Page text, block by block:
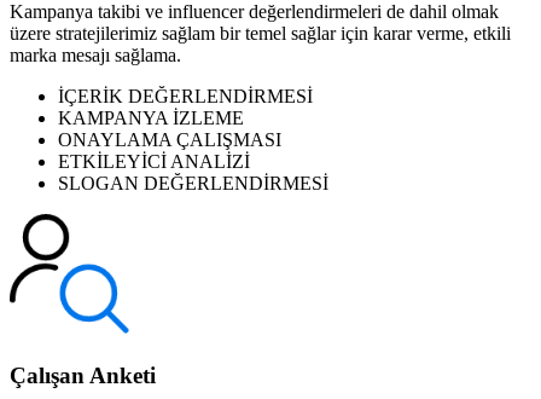
Kampanya takibi ve influencer değerlendirmeleri de dahil olmak
üzere stratejilerimiz sağlam bir temel sağlar için karar verme, etkili
marka mesajı sağlama.
İÇERİK DEĞERLENDİRMESİ
KAMPANYA İZLEME
ONAYLAMA ÇALIŞMASI
ETKİLEYİCİ ANALİZİ
SLOGAN DEĞERLENDİRMESİ
Çalışan Anketi